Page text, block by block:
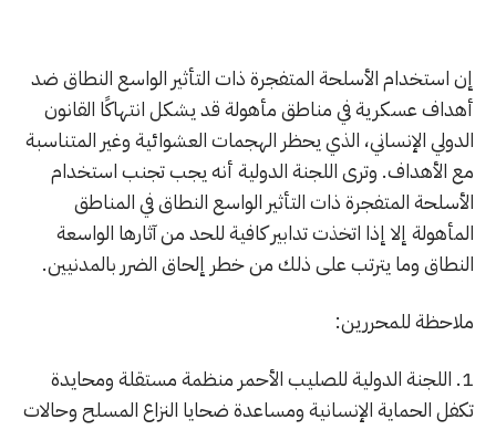
إن استخدام الأسلحة المتفجرة ذات التأثير الواسع النطاق ضد
أهداف عسكرية في مناطق مأهولة قد يشكل انتهاكًا القانون
الدولي الإنساني، الذي يحظر الهجمات العشوائية وغير المتناسبة
مع الأهداف. وترى اللجنة الدولية أنه يجب تجنب استخدام
الأسلحة المتفجرة ذات التأثير الواسع النطاق في المناطق
المأهولة إلا إذا اتخذت تدابير كافية للحد من آثارها الواسعة
النطاق وما يترتب على ذلك من خطر إلحاق الضرر بالمدنيين.
ملاحظة للمحررين:
1. اللجنة الدولية للصليب الأحمر منظمة مستقلة ومحايدة
تكفل الحماية الإنسانية ومساعدة ضحايا النزاع المسلح وحالات